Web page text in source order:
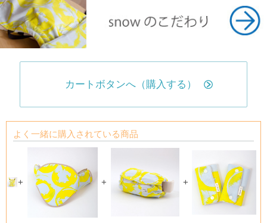
カートボタンへ（購入する）
よく一緒に購入されている商品
+ + +